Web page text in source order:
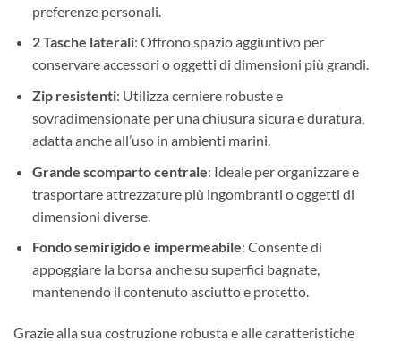
preferenze personali.
2 Tasche laterali: Offrono spazio aggiuntivo per
conservare accessori o oggetti di dimensioni più grandi.
Zip resistenti: Utilizza cerniere robuste e
sovradimensionate per una chiusura sicura e duratura,
adatta anche all’uso in ambienti marini.
Grande scomparto centrale: Ideale per organizzare e
trasportare attrezzature più ingombranti o oggetti di
dimensioni diverse.
Fondo semirigido e impermeabile: Consente di
appoggiare la borsa anche su superfici bagnate,
mantenendo il contenuto asciutto e protetto.
Grazie alla sua costruzione robusta e alle caratteristiche